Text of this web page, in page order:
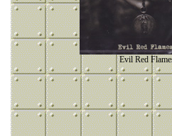
Evil Red